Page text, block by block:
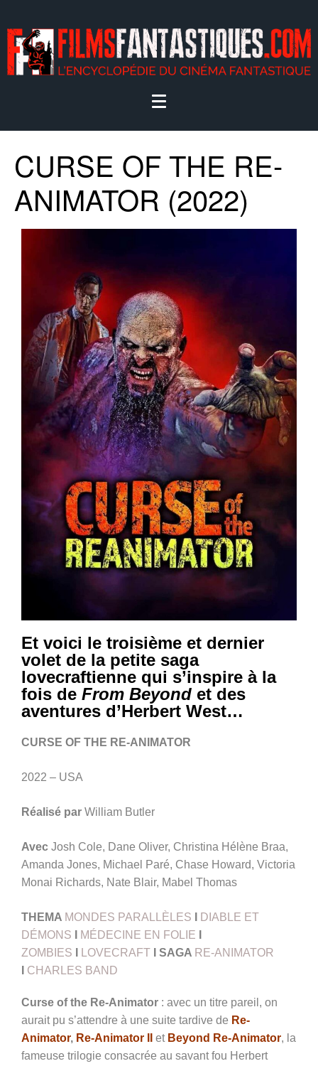
CURSE OF THE RE-
ANIMATOR (2022)
Et voici le troisième et dernier
volet de la petite saga
lovecraftienne qui s’inspire à la
fois de From Beyond et des
aventures d’Herbert West…
CURSE OF THE RE-ANIMATOR
2022 – USA
Réalisé par William Butler
Avec Josh Cole, Dane Oliver, Christina Hélène Braa,
Amanda Jones, Michael Paré, Chase Howard, Victoria
Monai Richards, Nate Blair, Mabel Thomas
THEMA MONDES PARALLÈLES
DIABLE ET
DÉMONS
MÉDECINE EN FOLIE
ZOMBIES
LOVECRAFT SAGA RE-ANIMATOR
CHARLES BAND
Curse of the Re-Animator : avec un titre pareil, on
aurait pu s’attendre à une suite tardive de Re-
Animator, Re-Animator II et Beyond Re-Animator, la
fameuse trilogie consacrée au savant fou Herbert